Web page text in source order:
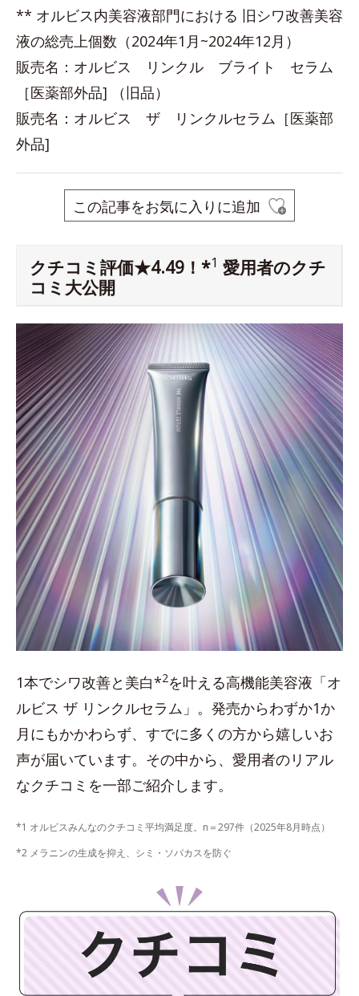
** オルビス内美容液部門における 旧シワ改善美容
液の総売上個数（2024年1月~2024年12月）
販売名：オルビス リンクル ブライト セラム
［医薬部外品] （旧品）
販売名：オルビス ザ リンクルセラム［医薬部
外品]
この記事をお気に入りに追加
クチコミ評価★4.49！*1 愛用者のクチ
コミ大公開
1本でシワ改善と美白*2を叶える高機能美容液「オ
ルビス ザ リンクルセラム」。発売からわずか1か
月にもかかわらず、すでに多くの方から嬉しいお
声が届いています。その中から、愛用者のリアル
なクチコミを一部ご紹介します。
*1 オルビスみんなのクチコミ平均満足度。n＝297件（2025年8月時点）
*2 メラニンの生成を抑え、シミ・ソバカスを防ぐ